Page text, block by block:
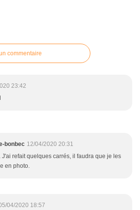
commentaire
23:42
bonbec 12/04/2020 20:31
J'ai refait quelques carrés, il faudra que je les
en photo.
04/2020 18:57